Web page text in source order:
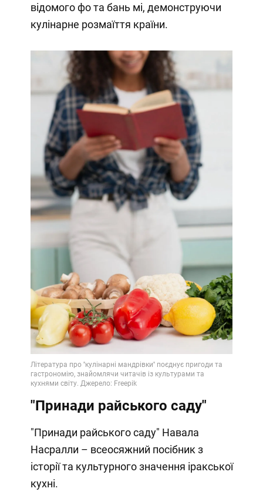
відомого фо та бань мі, демонструючи
кулінарне розмаїття країни.
"Принади райського саду"
"Принади райського саду" Навала
Насралли – всеосяжний посібник з
історії та культурного значення іракської
кухні.